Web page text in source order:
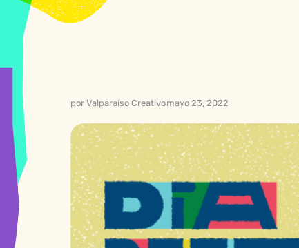
por Valparaíso Creativomayo 23, 2022